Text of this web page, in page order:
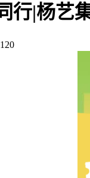
行|杨艺
120